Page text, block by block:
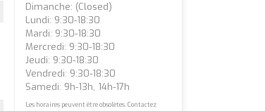
Dimanche: (closed)
Lundi: 9:30-18:30
Mardi: 9:30-18:30
Mercredi: 9:30-18:30
Jeudi: 9:30-18:30
Vendredi: 9:30-18:30
Samedi: 9h-13h, 14h-17h
Les horaires peuvent être obsolètes. Contactez